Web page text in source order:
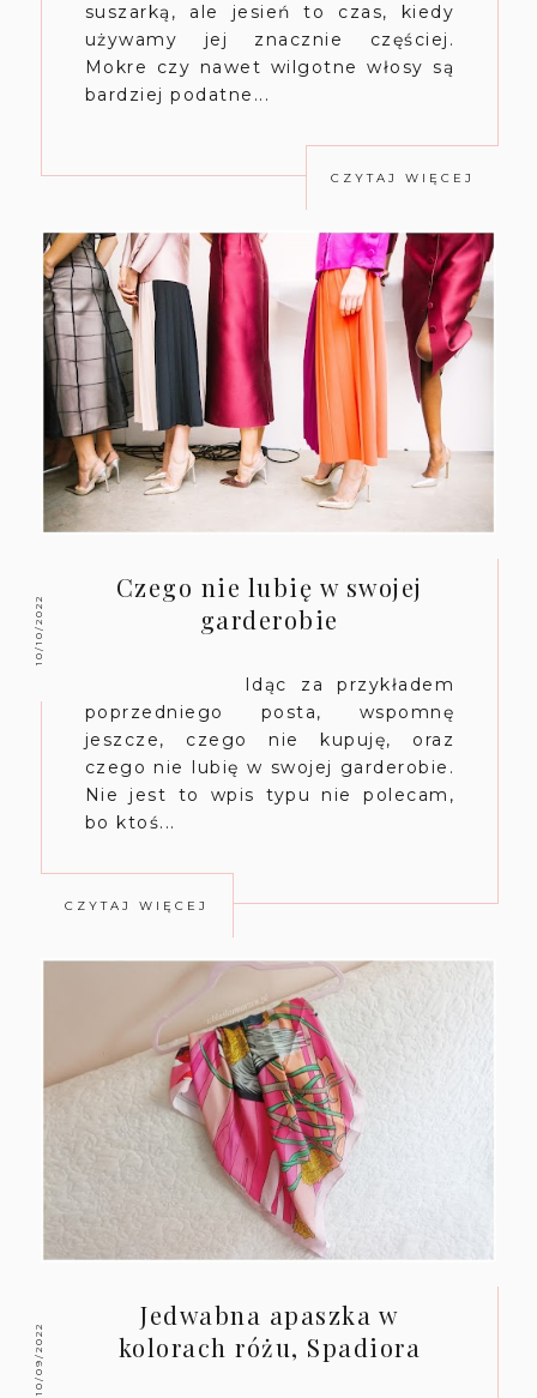
suszarką, ale jesień to czas, kiedy
używamy jej znacznie częściej.
Mokre czy nawet wilgotne włosy są
bardziej podatne...
CZYTAJ WIĘCEJ
10/10/2022
Czego nie lubię w swojej
garderobie
Idąc za przykładem
poprzedniego posta, wspomnę
jeszcze, czego nie kupuję, oraz
czego nie lubię w swojej garderobie.
Nie jest to wpis typu nie polecam,
bo ktoś...
CZYTAJ WIĘCEJ
10/09/2022
Jedwabna apaszka w
kolorach różu, Spadiora